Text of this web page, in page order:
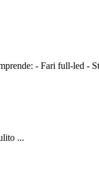
- Fari full-led -
...